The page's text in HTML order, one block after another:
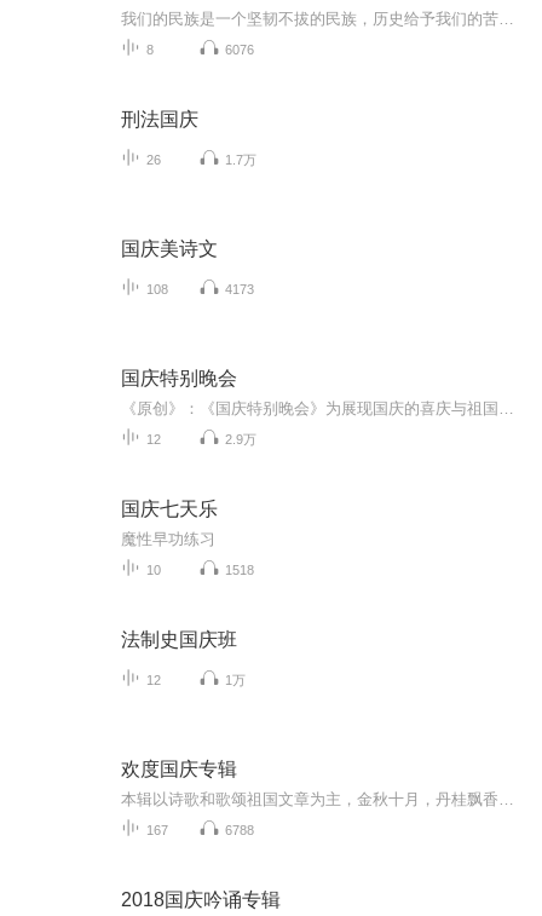
8 6076
刑法国庆
26 1.7万
国庆美诗文
108 4173
国庆特别晚会
12 2.9万
国庆七天乐
魔性早功练习
10 1518
法制史国庆班
12 1万
欢度国庆专辑
167 6788
2018国庆吟诵专辑